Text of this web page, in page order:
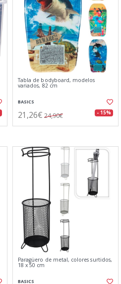
Tabla de bodyboard, modelos
variados, 82 cm
BASICS
21,26€ 24,90€ - 15%
Paragüero de metal, colores surtidos,
18 x 50 cm
BASICS